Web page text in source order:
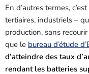
En d’autres termes,
tertiaires, industriels –
production, sans
que le bureau d’étude
d’atteindre des taux
rendant les batteries